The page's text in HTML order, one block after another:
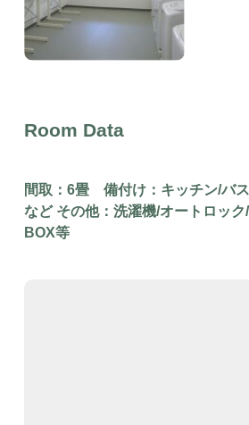
Room Data
間取：6畳 備付け：キッチン/バ
など その他：洗濯機/オートロッ
BOX等